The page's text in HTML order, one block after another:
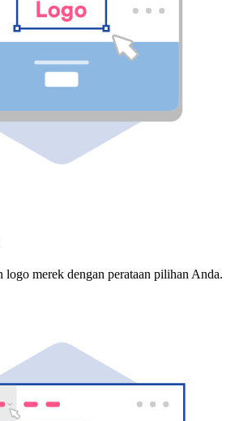
logo merek dengan perataan pilihan Anda.